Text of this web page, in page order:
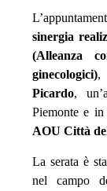
sinergia
(Alleanza
ginecologici),
Picardo,
Piemonte e in
AOU Città
La serata è
nel campo